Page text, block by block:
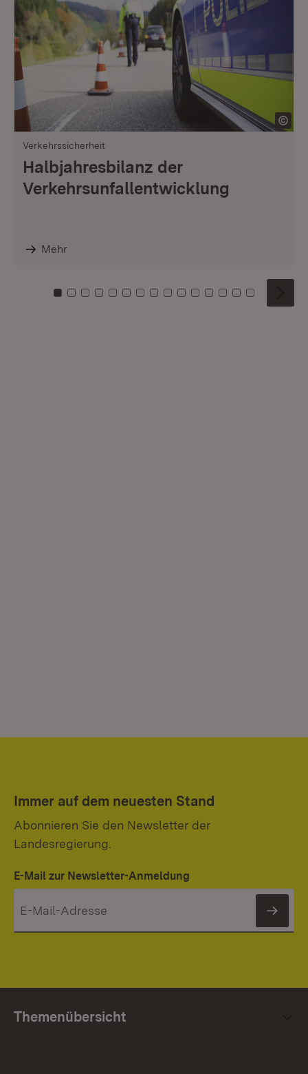
Verkehrssicherheit
Halbjahresbilanz der
Verkehrsunfallentwicklung
Mehr
Zu Kachel: 0
Zu Kachel: 1
Zu Kachel: 2
Zu Kachel: 3
Zu Kachel: 4
Zu Kachel: 5
Zu Kachel: 6
Zu Kachel: 7
Zu Kachel: 8
Zu Kachel: 9
Zu Kachel: 10
Zu Kachel: 11
Zu Kachel: 12
Zu Kachel:
Zu
Immer auf dem neuesten Stand
Abonnieren Sie den Newsletter der
Landesregierung.
E-Mail zur Newsletter-Anmeldung
Themenübersicht